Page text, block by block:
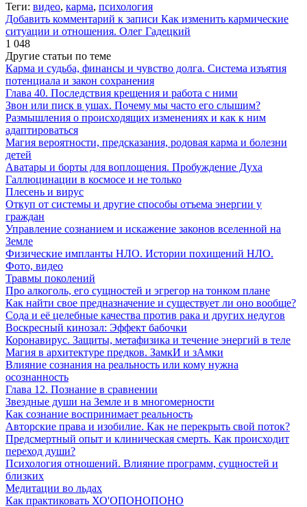
Теги: видео, карма, психология
Добавить комментарий к записи Как изменить кармические
ситуации и отношения. Олег Гадецкий
1 048
Другие статьи по теме
Карма и судьба, финансы и чувство долга. Система изъятия
потенциала и закон сохранения
Глава 40. Последствия крещения и работа с ними
Звон или писк в ушах. Почему мы часто его слышим?
Размышления о происходящих изменениях и как к ним
адаптироваться
Магия вероятности, предсказания, родовая карма и болезни
детей
Аватары и борты для воплощения. Пробуждение Духа
Галлюцинации в космосе и не только
Плесень и вирус
Откуп от системы и другие способы отъема энергии у
граждан
Управление сознанием и искажение законов вселенной на
Земле
Физические импланты НЛО. Истории похищений НЛО.
Фото, видео
Травмы поколений
Про алкоголь, его сущностей и эгрегор на тонком плане
Как найти свое предназначение и существует ли оно вообще?
Сода и её целебные качества против рака и других недугов
Воскресный кинозал: Эффект бабочки
Коронавирус. Защиты, метафизика и течение энергий в теле
Магия в архитектуре предков. ЗамкИ и зАмки
Влияние сознания на реальность или кому нужна
осознанность
Глава 12. Познание в сравнении
Звездные души на Земле и в многомерности
Как сознание воспринимает реальность
Авторские права и изобилие. Как не перекрыть свой поток?
Предсмертный опыт и клиническая смерть. Как происходит
переход души?
Психология отношений. Влияние программ, сущностей и
близких
Медитации во льдах
Как практиковать ХО'ОПОНОПОНО